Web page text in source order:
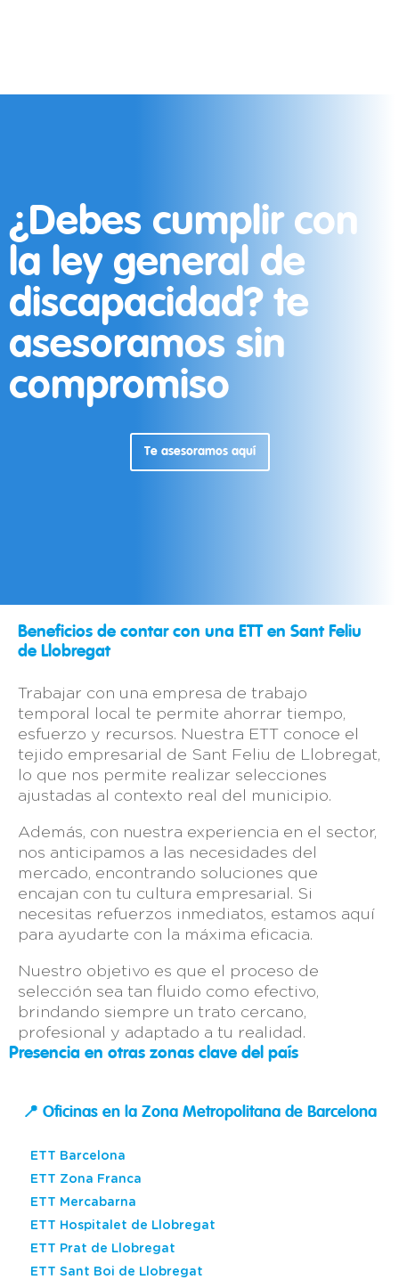
¿Debes cumplir con
la ley general de
discapacidad? te
asesoramos sin
compromiso
Te asesoramos aquí
Beneficios de contar con una ETT en Sant Feliu
de Llobregat
Trabajar con una empresa de trabajo
temporal local te permite ahorrar tiempo,
esfuerzo y recursos. Nuestra ETT conoce el
tejido empresarial de Sant Feliu de Llobregat,
lo que nos permite realizar selecciones
ajustadas al contexto real del municipio.
Además, con nuestra experiencia en el sector,
nos anticipamos a las necesidades del
mercado, encontrando soluciones que
encajan con tu cultura empresarial. Si
necesitas refuerzos inmediatos, estamos aquí
para ayudarte con la máxima eficacia.
Nuestro objetivo es que el proceso de
selección sea tan fluido como efectivo,
brindando siempre un trato cercano,
profesional y adaptado a tu realidad.
Presencia en otras zonas clave del país
📍 Oficinas en la Zona Metropolitana de Barcelona
ETT Barcelona
ETT Zona Franca
ETT Mercabarna
ETT Hospitalet de Llobregat
ETT Prat de Llobregat
ETT Sant Boi de Llobregat